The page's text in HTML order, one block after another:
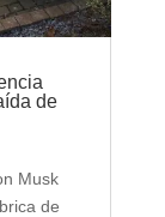
de
Musk
de